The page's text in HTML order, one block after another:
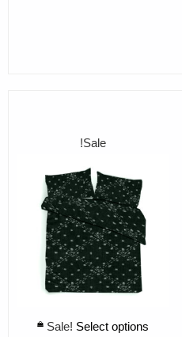
Sale!
Sale! Select options